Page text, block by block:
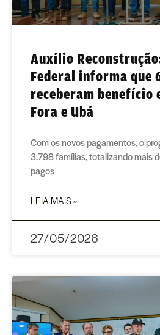
Auxílio
Federal informa que
receberam benefício
Fora e Ubá
Com os novos pagamentos, o
3.798 famílias, totalizando mais
pagos
LEIA MAIS »
27/05/2026